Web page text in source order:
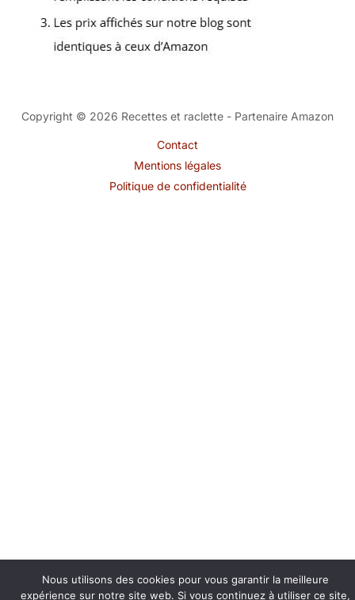
Copyright © 2026 Recettes et raclette - Partenaire Amazon
Contact
Mentions légales
Politique de confidentialité
Nous utilisons des cookies pour vous garantir la meilleure
expérience sur notre site web. Si vous continuez à utiliser ce site,